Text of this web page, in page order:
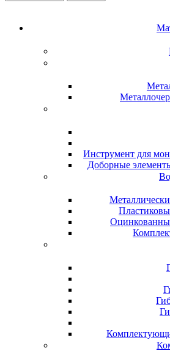
Инструмент для
Доборные